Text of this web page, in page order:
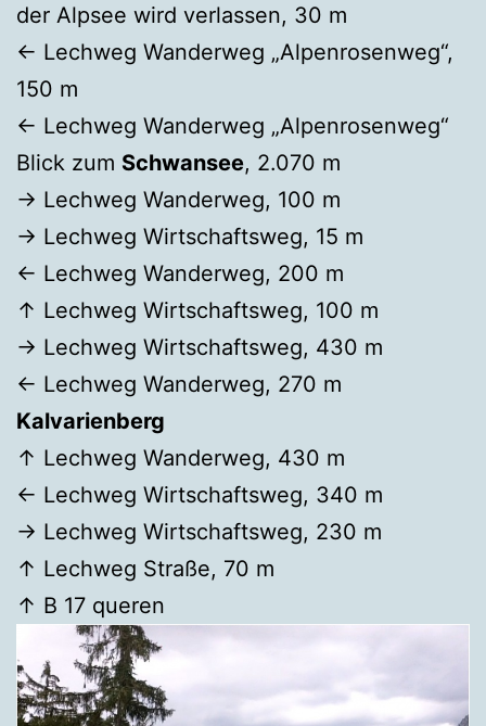
der Alpsee wird verlassen, 30 m
← Lechweg Wanderweg „Alpenrosenweg“,
150 m
← Lechweg Wanderweg „Alpenrosenweg“
Blick zum Schwansee, 2.070 m
→ Lechweg Wanderweg, 100 m
→ Lechweg Wirtschaftsweg, 15 m
← Lechweg Wanderweg, 200 m
↑ Lechweg Wirtschaftsweg, 100 m
→ Lechweg Wirtschaftsweg, 430 m
← Lechweg Wanderweg, 270 m
Kalvarienberg
↑ Lechweg Wanderweg, 430 m
← Lechweg Wirtschaftsweg, 340 m
→ Lechweg Wirtschaftsweg, 230 m
↑ Lechweg Straße, 70 m
↑ B 17 queren